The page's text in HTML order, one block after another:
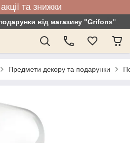
та знижки
від магазину "Grifons"
Предмети декору та подарунки